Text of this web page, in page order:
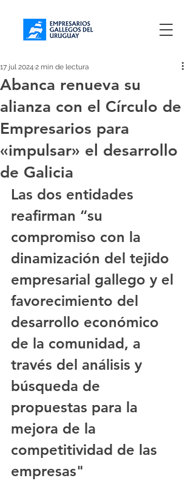
Abanca renueva su
alianza con el Círculo de
Empresarios para
«impulsar» el desarrollo
de Galicia
17 jul 2024 2 min de lectura
Las dos entidades
reafirman “su
compromiso con la
dinamización del tejido
empresarial gallego y el
favorecimiento del
desarrollo económico
de la comunidad, a
través del análisis y
búsqueda de
propuestas para la
mejora de la
competitividad de las
empresas"